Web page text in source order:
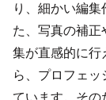
り、細かい編
た、写真の補正
集が直感的に行
ら、プロフェ
ています。その